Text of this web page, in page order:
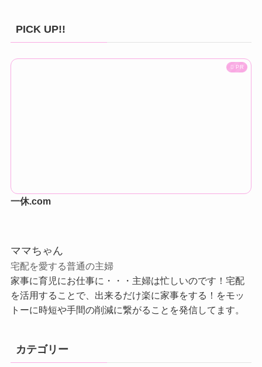
PICK UP!!
PR
一休.com
ママちゃん
宅配を愛する普通の主婦
家事に育児にお仕事に・・・主婦は忙しいのです！宅配
を活用することで、出来るだけ楽に家事をする！をモッ
トーに時短や手間の削減に繋がることを発信してます。
カテゴリー